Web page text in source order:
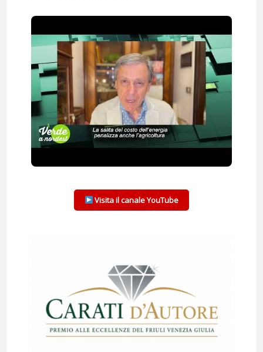
Visita il canale YouTube